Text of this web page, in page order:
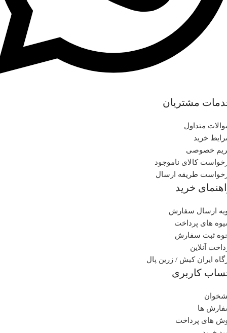
مشتریان
متداول
خرید
خصوصی
کالای ناموجود
طریقه ارسال
خرید
ارسال سفارش
های پرداخت
ثبت سفارش
آنلاین
ایران کیش / زرین پال
کاربری
ها
های پرداخت